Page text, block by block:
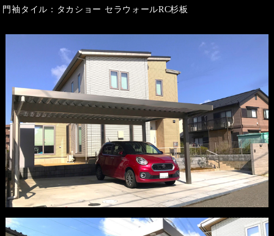
門袖タイル：タカショー セラウォールRC杉板